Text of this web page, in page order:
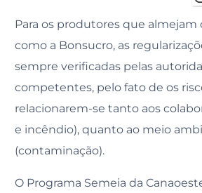
Para os produtores que almejam
como a Bonsucro, as
sempre verificadas pelas
competentes, pelo fato de os
relacionarem-se tanto aos
e incêndio), quanto ao meio
(contaminação).
O Programa Semeia da